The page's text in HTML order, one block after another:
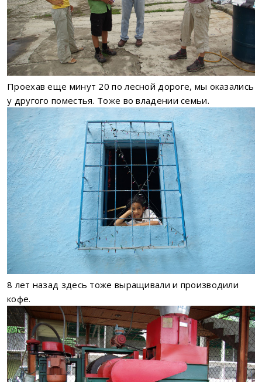
Проехав еще минут 20 по лесной дороге, мы оказались
у другого поместья. Тоже во владении семьи.
8 лет назад здесь тоже выращивали и производили
кофе.